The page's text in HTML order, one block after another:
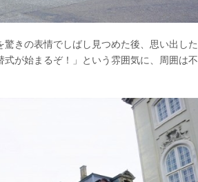
きの表情でしばし見つめた後、思い出した
が始まるぞ！」という雰囲気に、周囲は不